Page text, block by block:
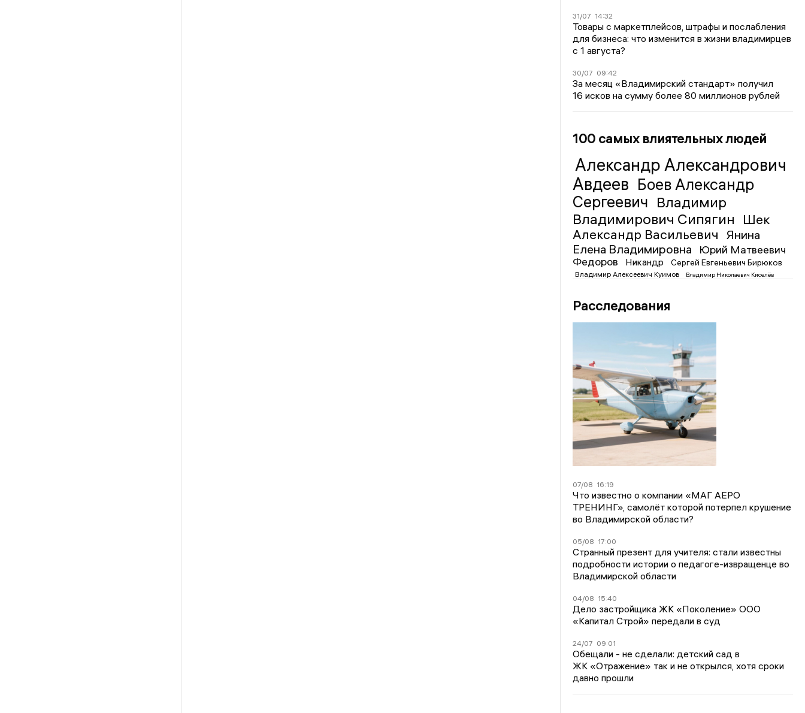
31/07 14:32
Товары с маркетплейсов, штрафы и послабления
для бизнеса: что изменится в жизни владимирцев
с 1 августа?
30/07 09:42
За месяц «Владимирский стандарт» получил
16 исков на сумму более 80 миллионов рублей
100 самых влиятельных людей
Александр Александрович
Авдеев Боев Александр
Сергеевич Владимир
Владимирович Сипягин Шек
Александр Васильевич
Янина
Елена Владимировна
Юрий Матвеевич
Федоров
Никандр Сергей Евгеньевич Бирюков
Владимир Алексеевич Куимов Владимир Николаевич Киселёв
Расследования
07/08 16:19
Что известно о компании «МАГ АЕРО
ТРЕНИНГ», самолёт которой потерпел крушение
во Владимирской области?
05/08 17:00
Странный презент для учителя: стали известны
подробности истории о педагоге-извращенце во
Владимирской области
04/08 15:40
Дело застройщика ЖК «Поколение» ООО
«Капитал Строй» передали в суд
24/07 09:01
Обещали - не сделали: детский сад в
ЖК «Отражение» так и не открылся, хотя сроки
давно прошли